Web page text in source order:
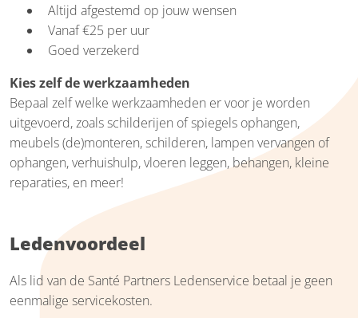
Altijd afgestemd op jouw wensen
Vanaf €25 per uur
Goed verzekerd
Kies zelf de werkzaamheden
Bepaal zelf welke werkzaamheden er voor je worden
uitgevoerd, zoals schilderijen of spiegels ophangen,
meubels (de)monteren, schilderen, lampen vervangen of
ophangen, verhuishulp, vloeren leggen, behangen, kleine
reparaties, en meer!
Ledenvoordeel
Als lid van de Santé Partners Ledenservice betaal je geen
eenmalige servicekosten.